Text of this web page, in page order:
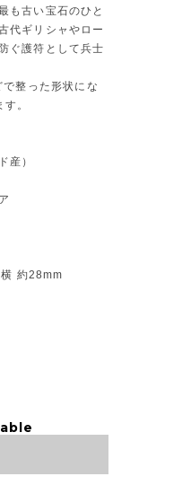
も古い宝石のひと
代ギリシャやロー
ぐ護符として兵士
整った形状にな
。
産）
約28mm